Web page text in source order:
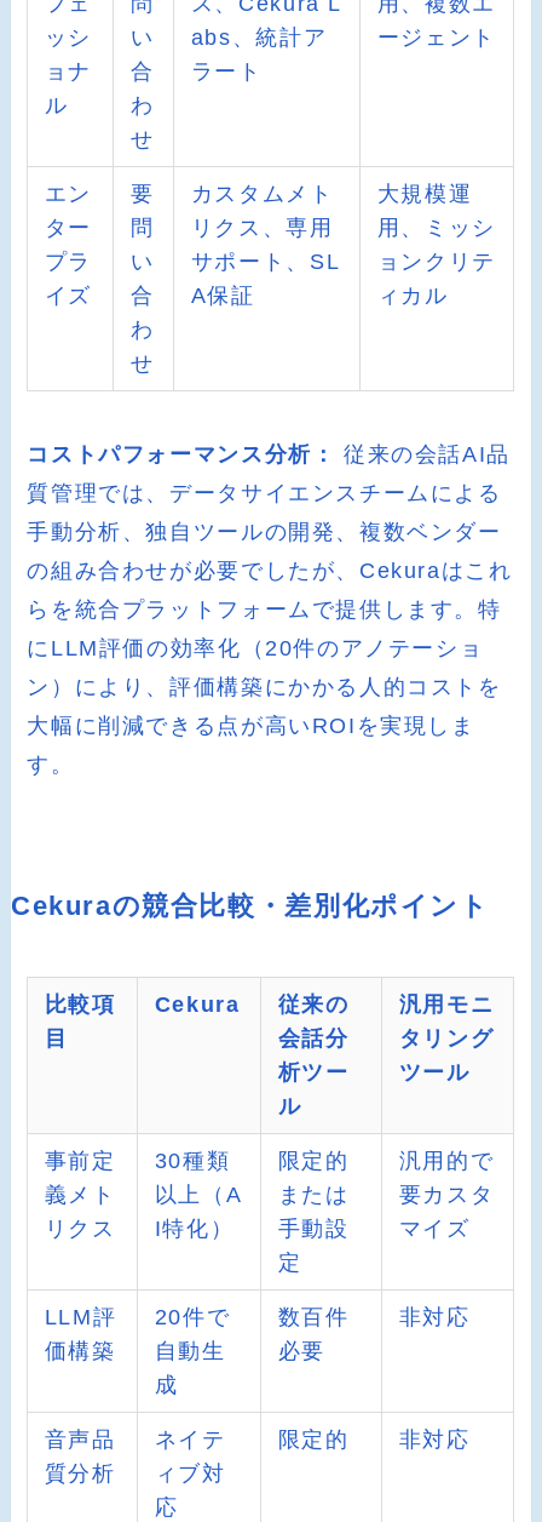
ッシ
ョナ
ル
い
合
わ
せ
abs、統計ア
ラート
ージェント
エン
ター
プラ
イズ
要
問
い
合
わ
せ
カスタムメト
リクス、専用
サポート、SL
A保証
大規模運
用、ミッシ
ョンクリテ
ィカル
コストパフォーマンス分析：
従来の会話AI品
質管理では、データサイエンスチームによる
手動分析、独自ツールの開発、複数ベンダー
の組み合わせが必要でしたが、Cekuraはこれ
らを統合プラットフォームで提供します。特
にLLM評価の効率化（20件のアノテーショ
ン）により、評価構築にかかる人的コストを
大幅に削減できる点が高いROIを実現しま
す。
Cekuraの競合比較・差別化ポイント
比較項
目
Cekura
従来の
会話分
析ツー
ル
汎用モニ
タリング
ツール
事前定
義メト
リクス
30種類
以上（A
I特化）
限定的
または
手動設
定
汎用的で
要カスタ
マイズ
LLM評
価構築
20件で
自動生
成
数百件
必要
非対応
音声品
質分析
ネイテ
ィブ対
応
限定的 非対応